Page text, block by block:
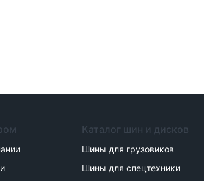
Каталог шин и дисков
Шины для грузовиков
Шины для спецтехники